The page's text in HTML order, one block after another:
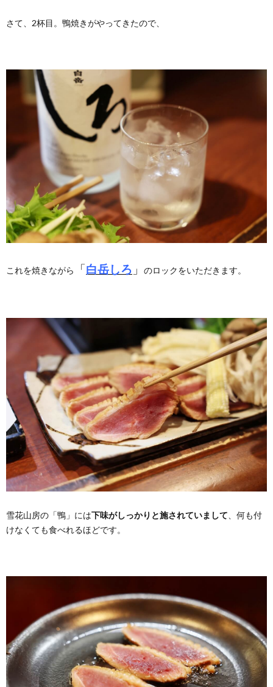
さて、2杯目。鴨焼きがやってきたので、
これを焼きながら 「白岳しろ 」 のロックをいただきます。
雪花山房の「鴨」には下味がしっかりと施されていまして、何も付
けなくても食べれるほどです。